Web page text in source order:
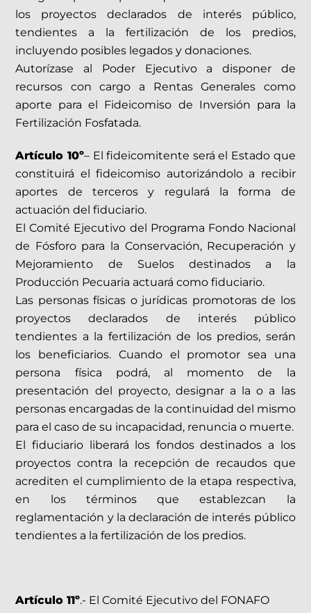
los proyectos declarados de interés público,
tendientes a la fertilización de los predios,
incluyendo posibles legados y donaciones.
Autorízase al Poder Ejecutivo a disponer de
recursos con cargo a Rentas Generales como
aporte para el Fideicomiso de Inversión para la
Fertilización Fosfatada.
Artículo 10º– El fideicomitente será el Estado que
constituirá el fideicomiso autorizándolo a recibir
aportes de terceros y regulará la forma de
actuación del fiduciario.
El Comité Ejecutivo del Programa Fondo Nacional
de Fósforo para la Conservación, Recuperación y
Mejoramiento de Suelos destinados a la
Producción Pecuaria actuará como fiduciario.
Las personas físicas o jurídicas promotoras de los
proyectos declarados de interés público
tendientes a la fertilización de los predios, serán
los beneficiarios. Cuando el promotor sea una
persona física podrá, al momento de la
presentación del proyecto, designar a la o a las
personas encargadas de la continuidad del mismo
para el caso de su incapacidad, renuncia o muerte.
El fiduciario liberará los fondos destinados a los
proyectos contra la recepción de recaudos que
acrediten el cumplimiento de la etapa respectiva,
en los términos que establezcan la
reglamentación y la declaración de interés público
tendientes a la fertilización de los predios.
Artículo 11º.- El Comité Ejecutivo del FONAFO